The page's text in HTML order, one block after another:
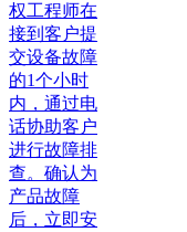
权工程师在
接到客户提
交设备故障
的1个小时
内，通过电
话协助客户
进行故障排
查。确认为
产品故障
后，立即安